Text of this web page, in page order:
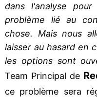
dans l'analyse
problème lié au
chose. Mais nous
laisser au hasard en
les options sont
Team Principal de
ce problème sera